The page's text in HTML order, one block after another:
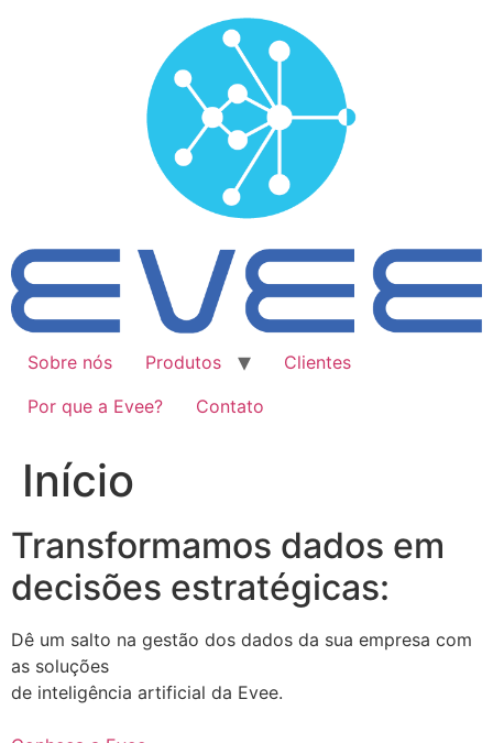
Sobre nós Produtos
Clientes
Por que a Evee?
Contato
Início
Transformamos dados em
decisões estratégicas:
Dê um salto na gestão dos dados da sua empresa com
as soluções
de inteligência artificial da Evee.